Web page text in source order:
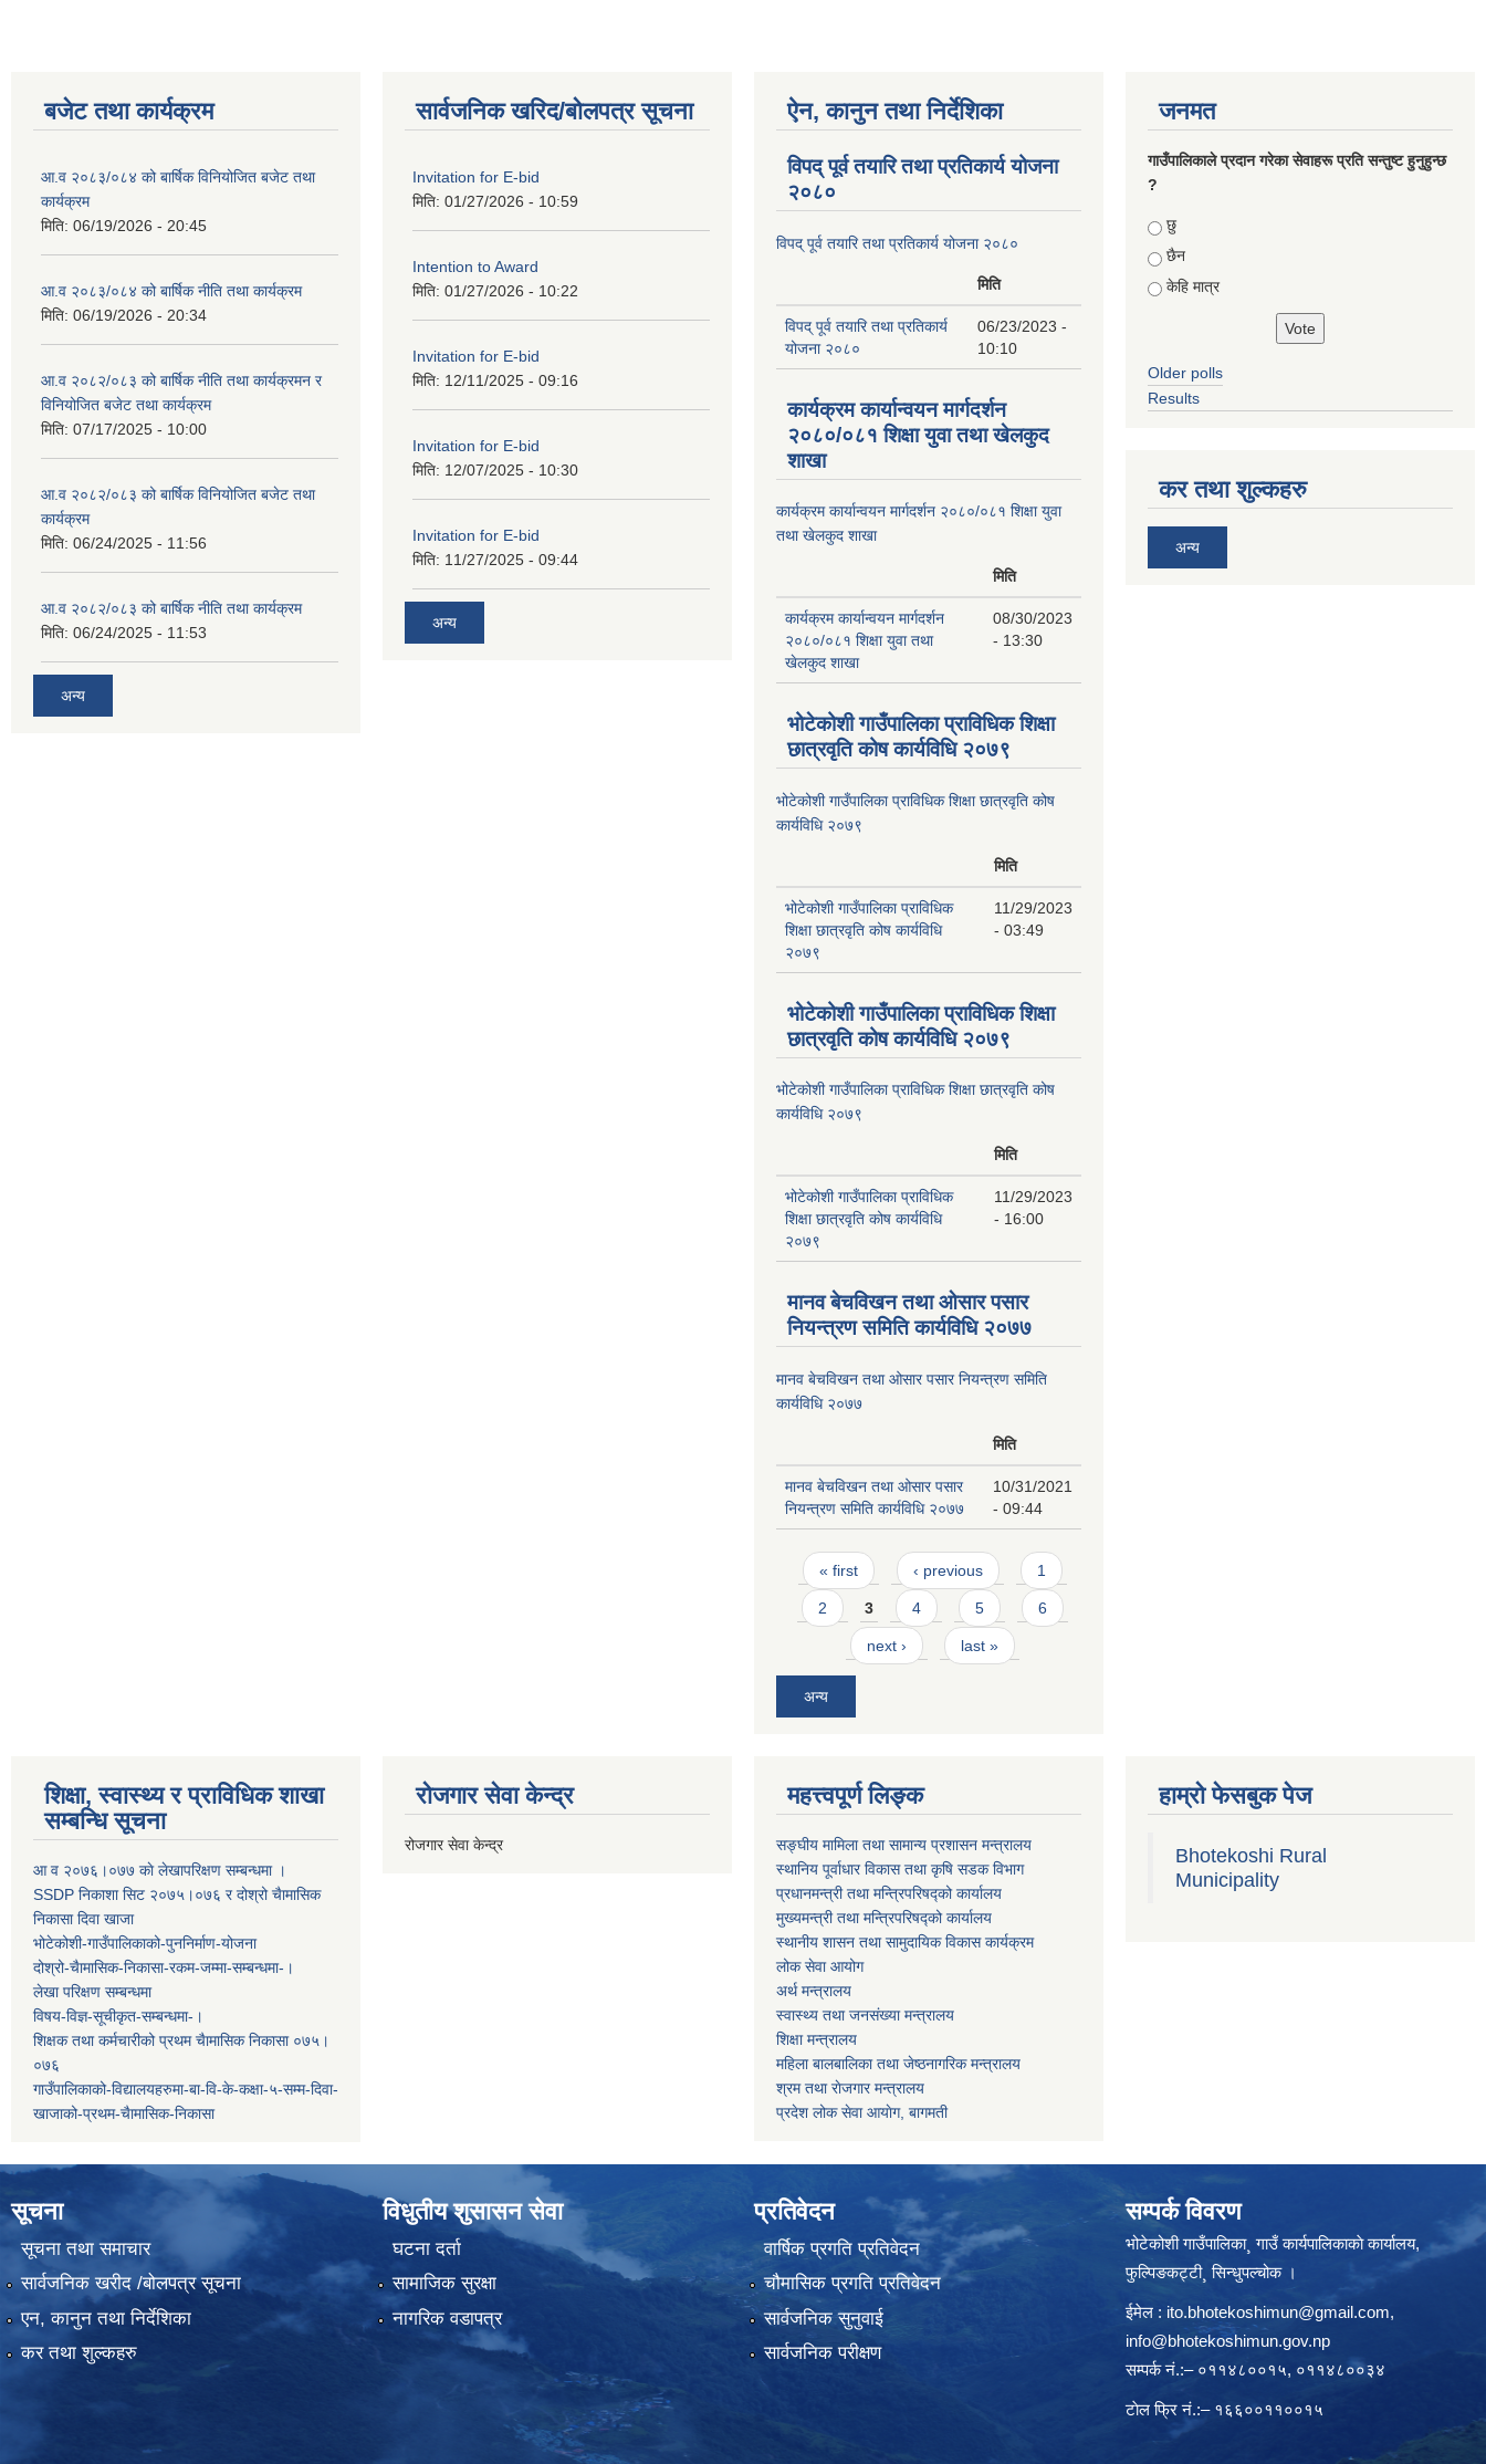
बजेट तथा कार्यक्रम
आ.व २०८३/०८४ को बार्षिक विनियोजित बजेट तथा
कार्यक्रम
मिति: 06/19/2026 - 20:45
आ.व २०८३/०८४ को बार्षिक नीति तथा कार्यक्रम
मिति: 06/19/2026 - 20:34
आ.व २०८२/०८३ को बार्षिक नीति तथा कार्यक्रमन र
विनियोजित बजेट तथा कार्यक्रम
मिति: 07/17/2025 - 10:00
आ.व २०८२/०८३ को बार्षिक विनियोजित बजेट तथा
कार्यक्रम
मिति: 06/24/2025 - 11:56
आ.व २०८२/०८३ को बार्षिक नीति तथा कार्यक्रम
मिति: 06/24/2025 - 11:53
अन्य
सार्वजनिक खरिद/बोलपत्र सूचना
Invitation for E-bid
मिति: 01/27/2026 - 10:59
Intention to Award
मिति: 01/27/2026 - 10:22
Invitation for E-bid
मिति: 12/11/2025 - 09:16
Invitation for E-bid
मिति: 12/07/2025 - 10:30
Invitation for E-bid
मिति: 11/27/2025 - 09:44
अन्य
ऐन, कानुन तथा निर्देशिका
विपद् पूर्व तयारि तथा प्रतिकार्य योजना
२०८०
विपद् पूर्व तयारि तथा प्रतिकार्य योजना २०८०
मिति
विपद् पूर्व तयारि तथा प्रतिकार्य
योजना २०८०
06/23/2023 -
10:10
कार्यक्रम कार्यान्वयन मार्गदर्शन
२०८०/०८१ शिक्षा युवा तथा खेलकुद
शाखा
कार्यक्रम कार्यान्वयन मार्गदर्शन २०८०/०८१ शिक्षा युवा
तथा खेलकुद शाखा
मिति
कार्यक्रम कार्यान्वयन मार्गदर्शन
२०८०/०८१ शिक्षा युवा तथा
खेलकुद शाखा
08/30/2023
- 13:30
भोटेकोशी गाउँपालिका प्राविधिक शिक्षा
छात्रवृति कोष कार्यविधि २०७९
भोटेकोशी गाउँपालिका प्राविधिक शिक्षा छात्रवृति कोष
कार्यविधि २०७९
मिति
भोटेकोशी गाउँपालिका प्राविधिक
शिक्षा छात्रवृति कोष कार्यविधि
२०७९
11/29/2023
- 03:49
भोटेकोशी गाउँपालिका प्राविधिक शिक्षा
छात्रवृति कोष कार्यविधि २०७९
भोटेकोशी गाउँपालिका प्राविधिक शिक्षा छात्रवृति कोष
कार्यविधि २०७९
मिति
भोटेकोशी गाउँपालिका प्राविधिक
शिक्षा छात्रवृति कोष कार्यविधि
२०७९
11/29/2023
- 16:00
मानव बेचविखन तथा ओसार पसार
नियन्त्रण समिति कार्यविधि २०७७
मानव बेचविखन तथा ओसार पसार नियन्त्रण समिति
कार्यविधि २०७७
मिति
मानव बेचविखन तथा ओसार पसार
नियन्त्रण समिति कार्यविधि २०७७
10/31/2021
- 09:44
Pages
« first ‹ previous 1
2 3 4 5 6
next › last »
अन्य
जनमत
गाउँपालिकाले प्रदान गरेका सेवाहरू प्रति सन्तुष्ट हुनुहुन्छ
?
Choices
छु
छैन
केहि मात्र
Older polls
Results
कर तथा शुल्कहरु
अन्य
शिक्षा, स्वास्थ्य र प्राविधिक शाखा
सम्बन्धि सूचना
आ व २०७६।०७७ काे लेखापरिक्षण सम्बन्धमा ।
SSDP निकाशा सिट २०७५।०७६ र दोश्रो चैामासिक
निकासा दिवा खाजा
भोटेकोशी-गाउँपालिकाको-पुननिर्माण-योजना
दोश्रो-चैामासिक-निकासा-रकम-जम्मा-सम्बन्धमा-।
लेखा परिक्षण सम्बन्धमा
विषय-विज्ञ-सूचीकृत-सम्बन्धमा-।
शिक्षक तथा कर्मचारीको प्रथम च‌ैामासिक निकासा ०७५।
०७६
गाउँपालिकाको-विद्यालयहरुमा-बा-वि-के-कक्षा-५-सम्म-दिवा-
खाजाको-प्रथम-चैामासिक-निकासा
रोजगार सेवा केन्द्र
रोजगार सेवा केन्द्र
महत्त्वपूर्ण लिङ्क
सङ्घीय मामिला तथा सामान्य प्रशासन मन्त्रालय
स्थानिय पूर्वाधार विकास तथा कृषि सडक विभाग
प्रधानमन्त्री तथा मन्त्रिपरिषद्को कार्यालय
मुख्यमन्त्री तथा मन्त्रिपरिषद्को कार्यालय
स्थानीय शासन तथा सामुदायिक विकास कार्यक्रम
लोक सेवा आयोग
अर्थ मन्त्रालय
स्वास्थ्य तथा जनस‌ंख्या मन्त्रालय
शिक्षा मन्त्रालय
महिला बालबालिका तथा जेष्ठनागरिक मन्त्रालय
श्रम तथा राेजगार मन्त्रालय
प्रदेश लोक सेवा आयाेग, बागमती
हाम्रो फेसबुक पेज
Bhotekoshi Rural
Municipality
सूचना
सूचना तथा समाचार
सार्वजनिक खरीद /बोलपत्र सूचना
एन, कानुन तथा निर्देशिका
कर तथा शुल्कहरु
विधुतीय शुसासन सेवा
घटना दर्ता
सामाजिक सुरक्षा
नागरिक वडापत्र
प्रतिवेदन
वार्षिक प्रगति प्रतिवेदन
चौमासिक प्रगति प्रतिवेदन
सार्वजनिक सुनुवाई
सार्वजनिक परीक्षण
सम्पर्क विवरण
भोटेकोशी गाउँपालिका¸ गाउँ कार्यपालिकाकाे कार्यालय,
फुल्पिङकट्टी¸ सिन्धुपल्चोक ।
ईमेल : ito.bhotekoshimun@gmail.com,
info@bhotekoshimun.gov.np
सम्पर्क नं.:– ०११४८००१५, ०११४८००३४
टाेल फ्रि नं.:– १६६००११००१५